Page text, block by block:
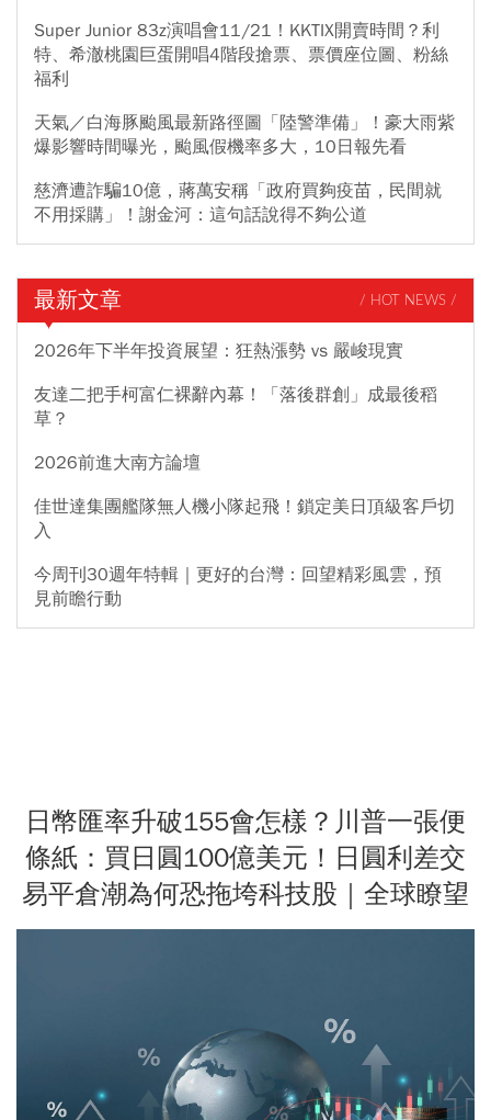
Super Junior 83z演唱會11/21！KKTIX開賣時間？利
特、希澈桃園巨蛋開唱4階段搶票、票價座位圖、粉絲
福利
天氣／白海豚颱風最新路徑圖「陸警準備」！豪大雨紫
爆影響時間曝光，颱風假機率多大，10日報先看
慈濟遭詐騙10億，蔣萬安稱「政府買夠疫苗，民間就
不用採購」！謝金河：這句話說得不夠公道
最新文章 / HOT NEWS /
2026年下半年投資展望：狂熱漲勢 vs 嚴峻現實
友達二把手柯富仁裸辭內幕！「落後群創」成最後稻
草？
2026前進大南方論壇
佳世達集團艦隊無人機小隊起飛！鎖定美日頂級客戶切
入
今周刊30週年特輯｜更好的台灣：回望精彩風雲，預
見前瞻行動
日幣匯率升破155會怎樣？川普一張便
條紙：買日圓100億美元！日圓利差交
易平倉潮為何恐拖垮科技股｜全球瞭望